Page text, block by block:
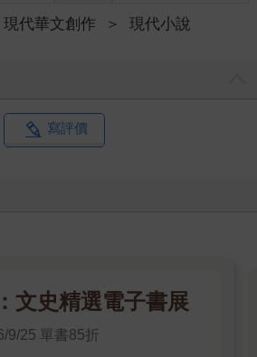
現代華文創作 ＞ 現代小說
寫評價
文史精選電子書展
9/25 單書85折